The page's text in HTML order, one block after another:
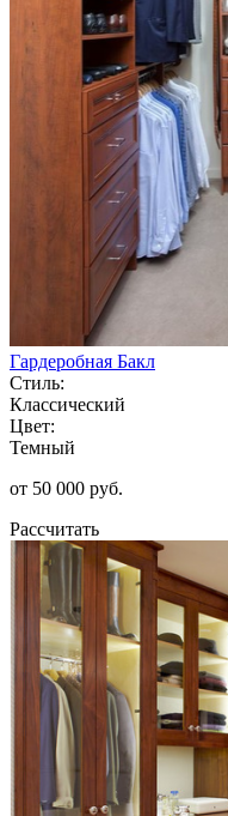
Гардеробная Бакл
Стиль:
Классический
Цвет:
Темный
от 50 000 руб.
Рассчитать